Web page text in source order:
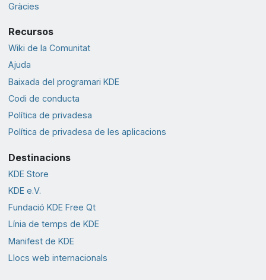
Gràcies
Recursos
Wiki de la Comunitat
Ajuda
Baixada del programari KDE
Codi de conducta
Política de privadesa
Política de privadesa de les aplicacions
Destinacions
KDE Store
KDE e.V.
Fundació KDE Free Qt
Línia de temps de KDE
Manifest de KDE
Llocs web internacionals